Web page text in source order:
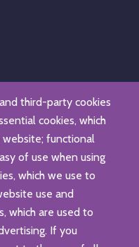
third-party cookies
cookies, which
functional
of use when using
which we use to
use and
which are used to
If you